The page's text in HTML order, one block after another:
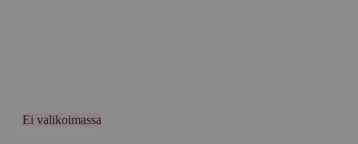
Ei valikoimassa